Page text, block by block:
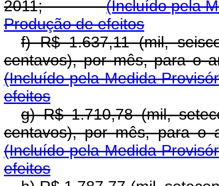
2011;(Incluído pela
Produção de efeitos
f) R$ 1.637,11 (mil,
centavos), por mês,
(Incluído pela Medida
efeitos
g) R$ 1.710,78 (mil,
centavos), por mês,
(Incluído pela Medida
efeitos